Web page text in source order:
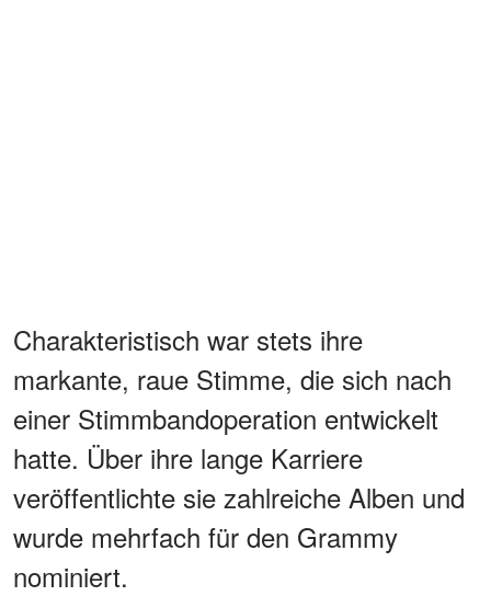
Charakteristisch war stets ihre
markante, raue Stimme, die sich nach
einer Stimmbandoperation entwickelt
hatte. Über ihre lange Karriere
veröffentlichte sie zahlreiche Alben und
wurde mehrfach für den Grammy
nominiert.